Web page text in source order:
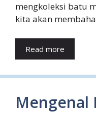
mengkoleksi batu
kita akan
Read more
Mengenal